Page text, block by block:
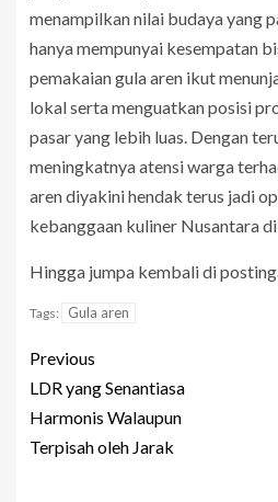
menampilkan nilai budaya yang
hanya mempunyai kesempatan
pemakaian gula aren ikut
lokal serta menguatkan posisi
pasar yang lebih luas. Dengan
meningkatnya atensi warga
aren diyakini hendak terus jadi
kebanggaan kuliner Nusantara di
Hingga jumpa kembali di
Tags: Gula aren
Previous
LDR yang Senantiasa
Harmonis Walaupun
Terpisah oleh Jarak